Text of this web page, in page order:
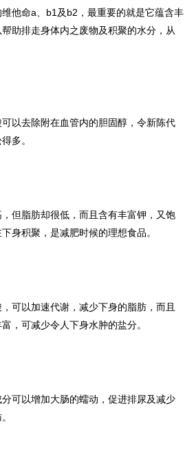
他命a、b1及b2，最重要的就是它蕴含丰
助排走身体内之废物及积聚的水分，从
以去除附在血管内的胆固醇，令新陈代
多。
但脂肪却很低，而且含有丰富钾，又饱
身积聚，是减肥时候的理想食品。
可以加速代谢，减少下身的脂肪，而且
，可减少令人下身水肿的盐分。
可以增加大肠的蠕动，促进排尿及减少